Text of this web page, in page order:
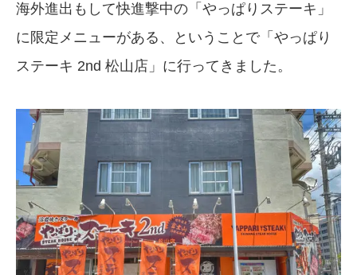
海外進出もして快進撃中の「やっぱりステーキ」
に限定メニューがある、ということで「やっぱり
ステーキ 2nd 松山店」に行ってきました。